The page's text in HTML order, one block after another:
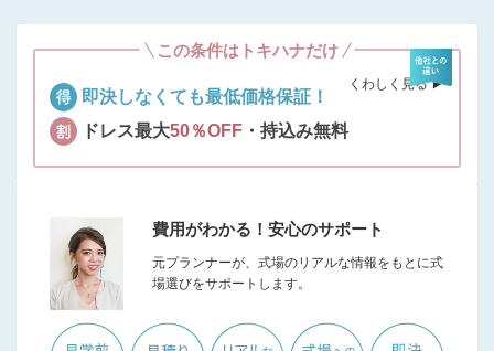
この条件はトキハナだけ
即決しなくても最低価格保証！
ドレス最大50％OFF ・持込み無料
くわしく見る ▶︎
費用がわかる！安心のサポート
元プランナーが、式場のリアルな情報をもとに式
場選びをサポートします。